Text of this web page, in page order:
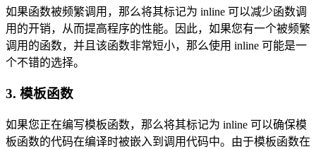
如果函数被频繁调用，那么将其标记为 inline 可以减少函数调
用的开销，从而提高程序的性能。因此，如果您有一个被频繁
调用的函数，并且该函数非常短小，那么使用 inline 可能是一
个不错的选择。
3. 模板函数
如果您正在编写模板函数，那么将其标记为 inline 可以确保模
板函数的代码在编译时被嵌入到调用代码中。由于模板函数在